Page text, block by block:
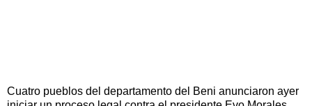
Cuatro pueblos del departamento del Beni anunciaron ayer